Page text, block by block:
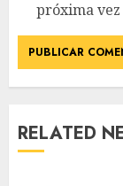
próxima vez
RELATED